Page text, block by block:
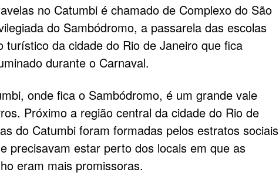
no Catumbi é chamado de Complexo do São
do Sambódromo, a passarela das escolas
turístico da cidade do Rio de Janeiro que fica
durante o Carnaval.
onde fica o Sambódromo, é um grande vale
Próximo a região central da cidade do Rio de
do Catumbi foram formadas pelos estratos sociais
precisavam estar perto dos locais em que as
eram mais promissoras.